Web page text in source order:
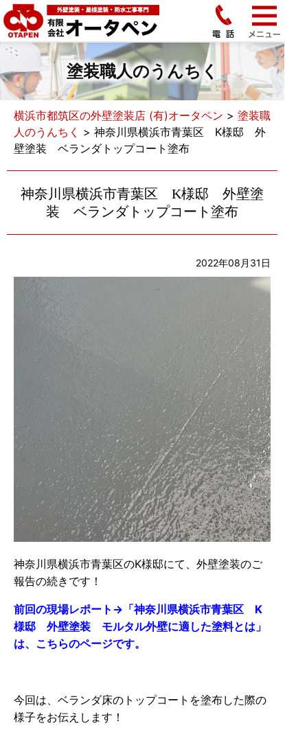
塗装職人のうんちく
横浜市都筑区の外壁塗装店 (有)オータペン > 塗装職
人のうんちく > 神奈川県横浜市青葉区 K様邸 外
壁塗装 ベランダトップコート塗布
神奈川県横浜市青葉区 K様邸 外壁塗
装 ベランダトップコート塗布
2022年08月31日
神奈川県横浜市青葉区のK様邸にて、外壁塗装のご
報告の続きです！
前回の現場レポート→「神奈川県横浜市青葉区 K
様邸 外壁塗装 モルタル外壁に適した塗料とは」
は、こちらのページです。
今回は、ベランダ床のトップコートを塗布した際の
様子をお伝えします！